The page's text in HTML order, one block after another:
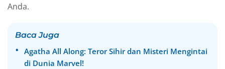
Anda.
Baca Juga
Agatha All Along: Teror Sihir dan Misteri Mengintai
di Dunia Marvel!